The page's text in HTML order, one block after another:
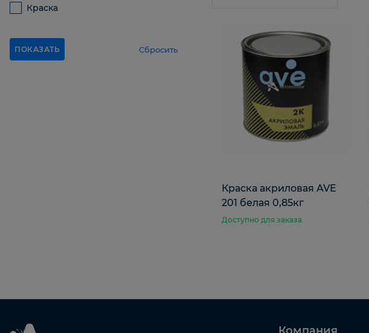
Краска
ПОКАЗАТЬ Сбросить
Краска акриловая AVE
201 белая 0,85кг
Доступно для заказа